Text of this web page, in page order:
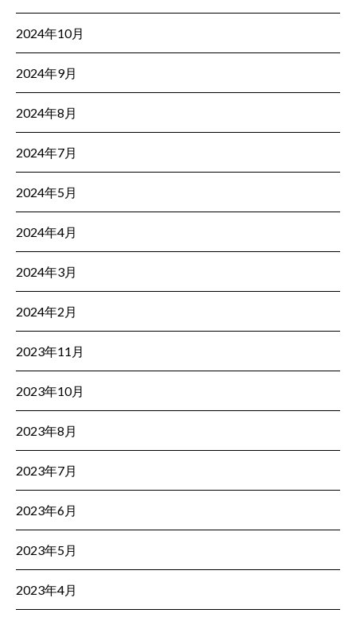
2024年10月
2024年9月
2024年8月
2024年7月
2024年5月
2024年4月
2024年3月
2024年2月
2023年11月
2023年10月
2023年8月
2023年7月
2023年6月
2023年5月
2023年4月